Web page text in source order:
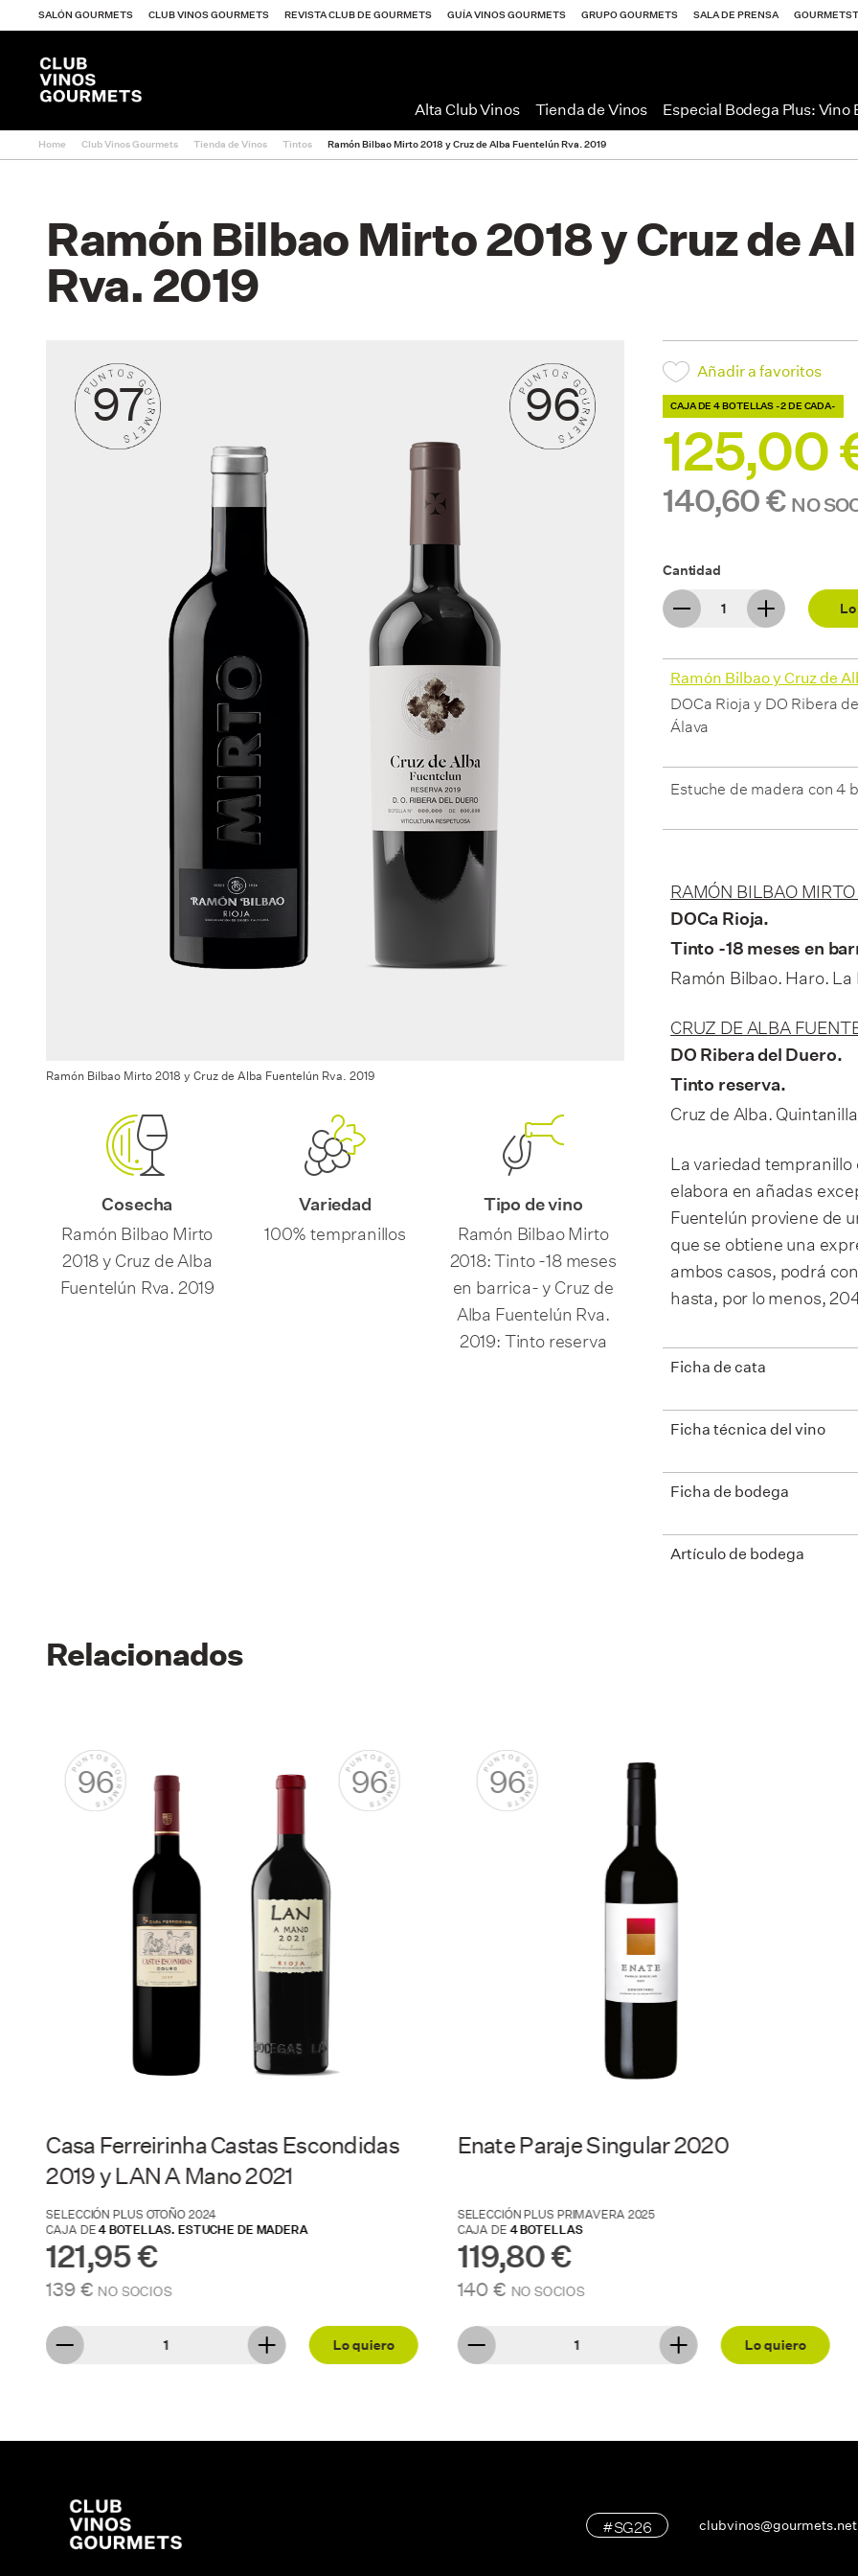
SALÓN GOURMETS CLUB VINOS GOURMETS REVISTA CLUB DE GOURMETS GUÍA VINOS GOURMETS GRUPO GOURMETS SALA DE PRENSA
Alta Club Vinos Tienda de Vinos Especial Bodega Plus: Vino
Home Club Vinos Gourmets Tienda de Vinos Tintos Ramón Bilbao Mirto 2018 y Cruz de Alba Fuentelún Rva. 2019
Ramón Bilbao Mirto 2018 y Cruz de
Rva. 2019
Ramón Bilbao Mirto 2018 y Cruz de Alba Fuentelún Rva. 2019
97 96
Cosecha
Ramón Bilbao Mirto
2018 y Cruz de Alba
Fuentelún Rva. 2019
Variedad
100% tempranillos
Tipo de vino
Ramón Bilbao Mirto
2018: Tinto -18 meses
en barrica- y Cruz de
Alba Fuentelún Rva.
2019: Tinto reserva
Añadir a favoritos
CAJA DE 4 BOTELLAS -2 DE CADA-
125,00
140,60 € NO
Cantidad
Ramón Bilbao y Cruz de
DOCa Rioja y DO Ribera
Álava
Estuche de madera con 4
RAMÓN BILBAO
DOCa Rioja.
Tinto -18 meses en
Ramón Bilbao. Haro. La
CRUZ DE ALBA
DO Ribera del Duero.
Tinto reserva.
Cruz de Alba.
La variedad
elabora en añadas
Fuentelún proviene de
que se obtiene una
ambos casos, podrá
hasta, por lo menos,
Ficha de cata
Ficha técnica del vino
Ficha de bodega
Artículo de bodega
Relacionados
96
Enate Paraje Singular 2020
SELECCIÓN PLUS PRIMAVERA 2025
CAJA DE4 BOTELLAS
119,80 €
140 € NO SOCIOS
Lo quiero
98
Pradorey Élite 2021
SELECCIÓN PLUS VERANO 2025
CAJA DE4 BOTELLAS
123,25 €
135 € NO SOCIOS
Lo quiero
#SG26 clubvinos@gourmets.net